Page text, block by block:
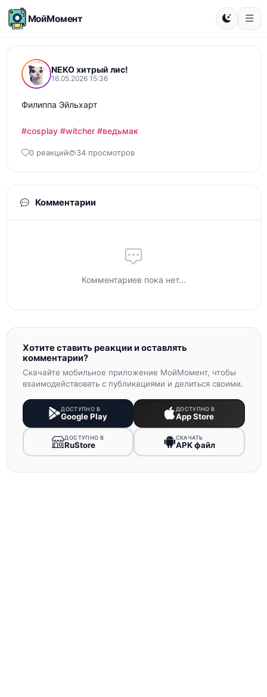
МойМомент
NEKO хитрый лис!
16.05.2026 15:36
Филиппа Эйльхарт
#cosplay #witcher #ведьмак
0 реакций 34 просмотров
Комментарии
Комментариев пока нет...
Хотите ставить реакции и оставлять
комментарии?
Скачайте мобильное приложение МойМомент, чтобы
взаимодействовать с публикациями и делиться своими.
ДОСТУПНО В
Google Play
ДОСТУПНО В
App Store
ДОСТУПНО В
RuStore
СКАЧАТЬ
APK файл